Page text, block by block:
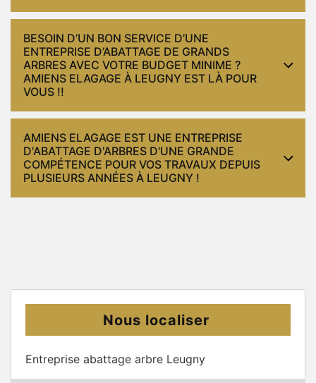
BESOIN D’UN BON SERVICE D’UNE
ENTREPRISE D’ABATTAGE DE GRANDS
ARBRES AVEC VOTRE BUDGET MINIME ?
AMIENS ELAGAGE À LEUGNY EST LÀ POUR
VOUS !!
AMIENS ELAGAGE EST UNE ENTREPRISE
D'ABATTAGE D'ARBRES D'UNE GRANDE
COMPÉTENCE POUR VOS TRAVAUX DEPUIS
PLUSIEURS ANNÉES À LEUGNY !
Nous localiser
Entreprise abattage arbre Leugny